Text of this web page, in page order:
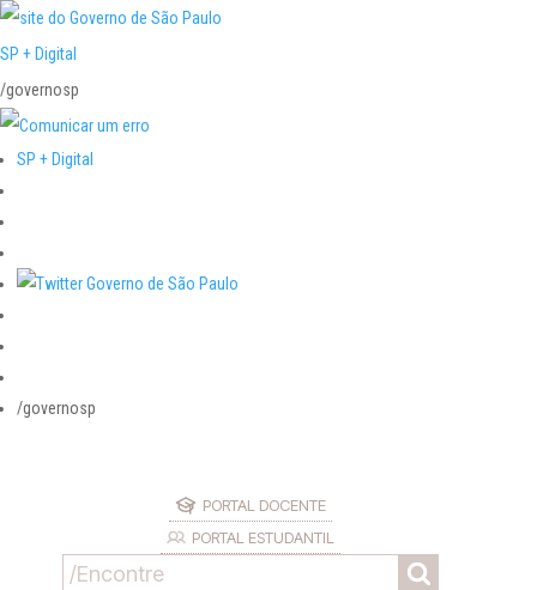
SP + Digital
/governosp
SP + Digital
/governosp
PORTAL DOCENTE
PORTAL ESTUDANTIL